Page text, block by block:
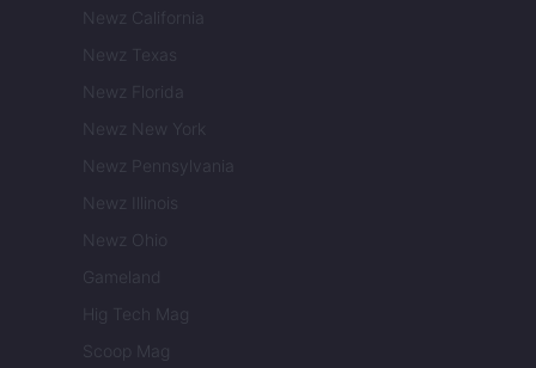
Newz California
Newz Texas
Newz Florida
Newz New York
Newz Pennsylvania
Newz Illinois
Newz Ohio
Gameland
Hig Tech Mag
Scoop Mag